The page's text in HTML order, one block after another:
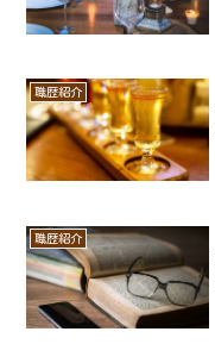
職歴紹介
職歴紹介